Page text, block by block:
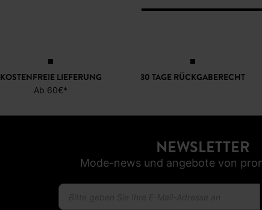
KOSTENFREIE LIEFERUNG
Ab 60€*
30 TAGE RÜCKGABERECHT
NEWSLETTER
Mode-news und angebote von